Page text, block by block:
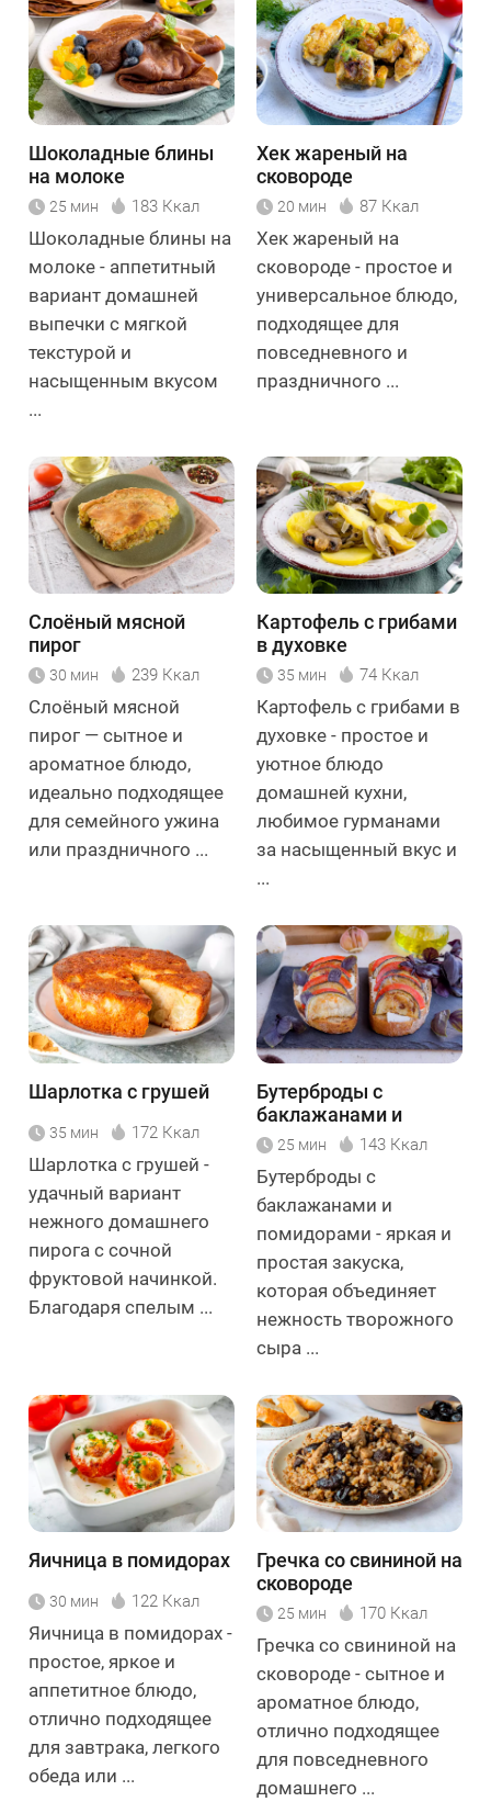
Шоколадные блины
на молоке
25 мин 183 Ккал
Шоколадные блины на
молоке - аппетитный
вариант домашней
выпечки с мягкой
текстурой и
насыщенным вкусом
...
Хек жареный на
сковороде
20 мин 87 Ккал
Хек жареный на
сковороде - простое и
универсальное блюдо,
подходящее для
повседневного и
праздничного ...
Слоёный мясной
пирог
30 мин 239 Ккал
Слоёный мясной
пирог — сытное и
ароматное блюдо,
идеально подходящее
для семейного ужина
или праздничного ...
Картофель с грибами
в духовке
35 мин 74 Ккал
Картофель с грибами в
духовке - простое и
уютное блюдо
домашней кухни,
любимое гурманами
за насыщенный вкус и
...
Шарлотка с грушей
35 мин 172 Ккал
Шарлотка с грушей -
удачный вариант
нежного домашнего
пирога с сочной
фруктовой начинкой.
Благодаря спелым ...
Бутерброды с
баклажанами и
помидорами
25 мин 143 Ккал
Бутерброды с
баклажанами и
помидорами - яркая и
простая закуска,
которая объединяет
нежность творожного
сыра ...
Яичница в помидорах
30 мин 122 Ккал
Яичница в помидорах -
простое, яркое и
аппетитное блюдо,
отлично подходящее
для завтрака, легкого
обеда или ...
Гречка со свининой на
сковороде
25 мин 170 Ккал
Гречка со свининой на
сковороде - сытное и
ароматное блюдо,
отлично подходящее
для повседневного
домашнего ...